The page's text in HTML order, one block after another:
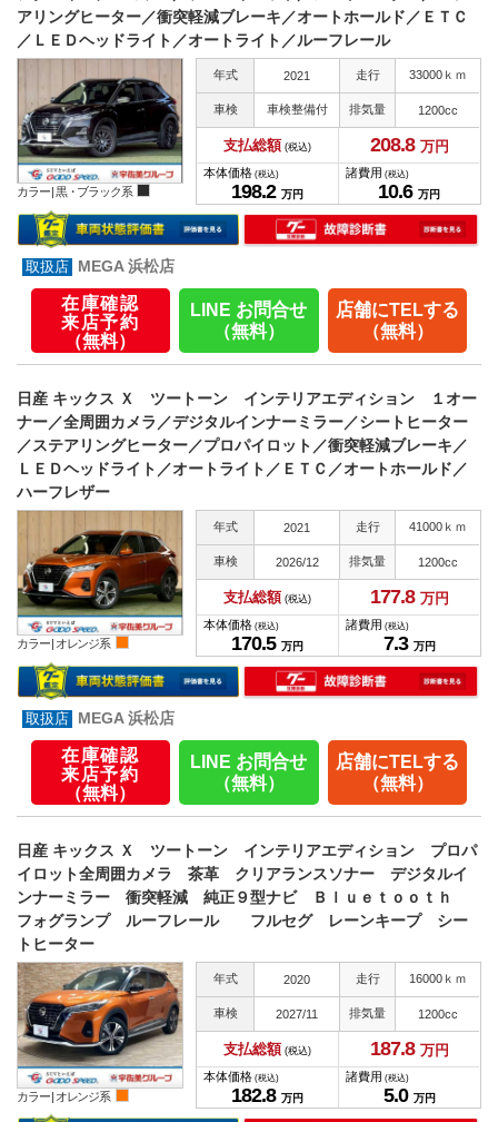
アリングヒーター／衝突軽減ブレーキ／オートホールド／ＥＴＣ
／ＬＥＤヘッドライト／オートライト／ルーフレール
カラー |黒・ブラック系
年式 2021 走行 33000ｋｍ
車検 車検整備付 排気量 1200cc
支払総額 (税込) 208.8 万円
本体価格 (税込)
198.2 万円
諸費用 (税込)
10.6 万円
MEGA 浜松店
在庫確認
来店予約
（無料）
LINE お問合せ
（無料）
店舗にTELする
（無料）
日産 キックス Ｘ ツートーン インテリアエディション １オー
ナー／全周囲カメラ／デジタルインナーミラー／シートヒーター
／ステアリングヒーター／プロパイロット／衝突軽減ブレーキ／
ＬＥＤヘッドライト／オートライト／ＥＴＣ／オートホールド／
ハーフレザー
カラー | オレンジ系
年式 2021 走行 41000ｋｍ
車検 2026/12 排気量 1200cc
支払総額 (税込) 177.8 万円
本体価格 (税込)
170.5 万円
諸費用 (税込)
7.3 万円
MEGA 浜松店
在庫確認
来店予約
（無料）
LINE お問合せ
（無料）
店舗にTELする
（無料）
日産 キックス Ｘ ツートーン インテリアエディション プロパ
イロット全周囲カメラ 茶革 クリアランスソナー デジタルイ
ンナーミラー 衝突軽減 純正９型ナビ Ｂｌｕｅｔｏｏｔｈ
フォグランプ ルーフレール フルセグ レーンキープ シー
トヒーター
カラー | オレンジ系
年式 2020 走行 16000ｋｍ
車検 2027/11 排気量 1200cc
支払総額 (税込) 187.8 万円
本体価格 (税込)
182.8 万円
諸費用 (税込)
5.0 万円